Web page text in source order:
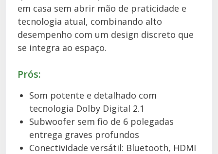
em casa sem abrir mão de praticidade e
tecnologia atual, combinando alto
desempenho com um design discreto que
se integra ao espaço.
Prós:
Som potente e detalhado com
tecnologia Dolby Digital 2.1
Subwoofer sem fio de 6 polegadas
entrega graves profundos
Conectividade versátil: Bluetooth, HDMI